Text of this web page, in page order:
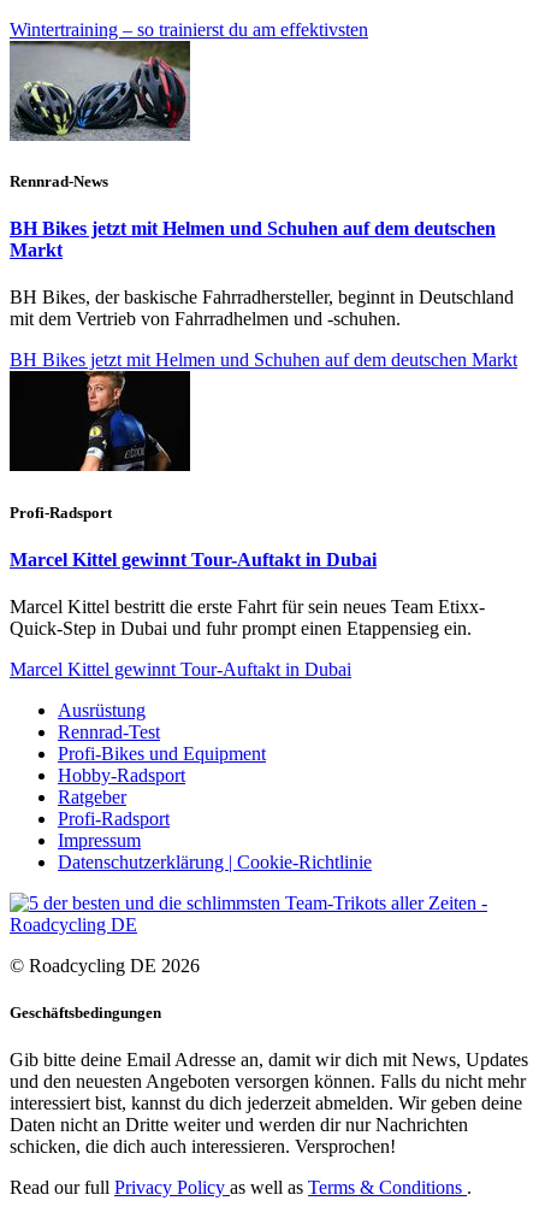
Wintertraining – so trainierst du am effektivsten
Rennrad-News
BH Bikes jetzt mit Helmen und Schuhen auf dem deutschen
Markt
BH Bikes, der baskische Fahrradhersteller, beginnt in Deutschland
mit dem Vertrieb von Fahrradhelmen und -schuhen.
BH Bikes jetzt mit Helmen und Schuhen auf dem deutschen Markt
Profi-Radsport
Marcel Kittel gewinnt Tour-Auftakt in Dubai
Marcel Kittel bestritt die erste Fahrt für sein neues Team Etixx-
Quick-Step in Dubai und fuhr prompt einen Etappensieg ein.
Marcel Kittel gewinnt Tour-Auftakt in Dubai
Ausrüstung
Rennrad-Test
Profi-Bikes und Equipment
Hobby-Radsport
Ratgeber
Profi-Radsport
Impressum
Datenschutzerklärung | Cookie-Richtlinie
© Roadcycling DE 2026
Geschäftsbedingungen
Gib bitte deine Email Adresse an, damit wir dich mit News, Updates
und den neuesten Angeboten versorgen können. Falls du nicht mehr
interessiert bist, kannst du dich jederzeit abmelden. Wir geben deine
Daten nicht an Dritte weiter und werden dir nur Nachrichten
schicken, die dich auch interessieren. Versprochen!
Read our full Privacy Policy as well as Terms & Conditions .